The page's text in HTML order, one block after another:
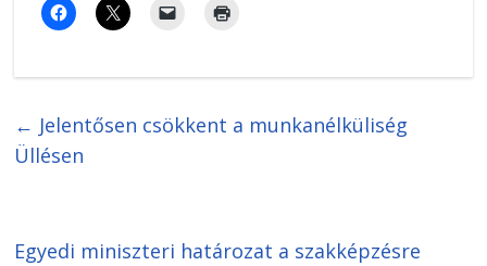
← Jelentősen csökkent a munkanélküliség
Üllésen
Egyedi miniszteri határozat a szakképzésre